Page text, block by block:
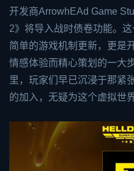
开发商ArrowhEAd Game
2》将导入战时债卷功能。
简单的游戏机制更新，更是
情感体验而精心策划的一大
里，玩家们早已沉浸于那紧
的加入，无疑为这个虚拟世